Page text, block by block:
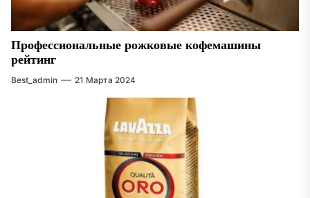
Профессиональные рожковые кофемашины
рейтинг
Best_admin 21 Марта 2024